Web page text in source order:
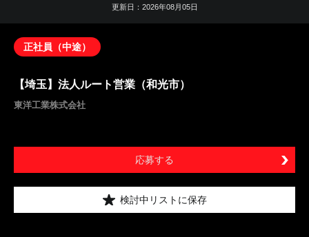
更新日：2026年08月05日
正社員（中途）
【埼玉】法人ルート営業（和光市）
東洋工業株式会社
応募する
検討中リストに保存